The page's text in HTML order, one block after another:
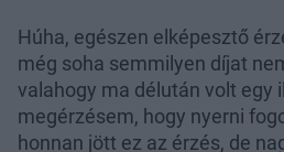
Húha, egészen elképesztő
még soha semmilyen díjat
valahogy ma délután volt egy
megérzésem, hogy nyerni
honnan jött ez az érzés, de